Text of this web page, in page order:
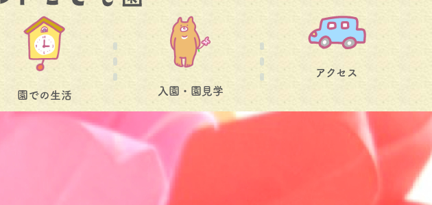
園での生活 入園・園見学
アクセス